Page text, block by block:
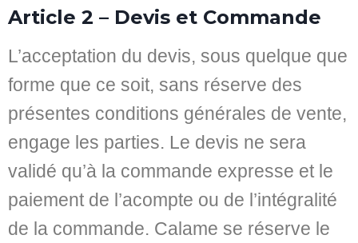
Article 2 – Devis et Commande
L’acceptation du devis, sous quelque que
forme que ce soit, sans réserve des
présentes conditions générales de vente,
engage les parties. Le devis ne sera
validé qu’à la commande expresse et le
paiement de l’acompte ou de l’intégralité
de la commande. Calame se réserve le